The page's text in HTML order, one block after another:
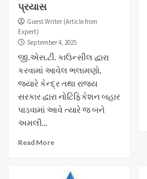
પ્રયાસ
Guest Writer (Article from
Expert)
September 4, 2025
જી.એસ.ટી. કાઉન્સીલ દ્વારા
કરવામાં આવેલ ભલામણો,
જ્યારે કેન્દ્ર તથા રાજ્ય
સરકાર દ્વારા નોટિફિકેશન બહાર
પાડવામાં આવે ત્યારે જ બને
અમલી...
Read More